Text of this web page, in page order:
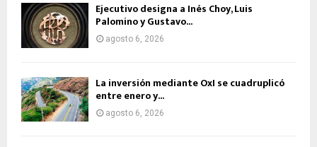
Ejecutivo designa a Inés Choy, Luis
Palomino y Gustavo...
agosto 6, 2026
La inversión mediante OxI se cuadruplicó
entre enero y...
agosto 6, 2026